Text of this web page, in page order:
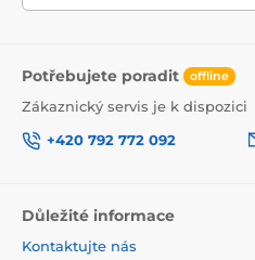
Potřebujete poradit offline
Zákaznický servis je k dispozici
+420 792 772 092
Důležité informace
Kontaktujte nás